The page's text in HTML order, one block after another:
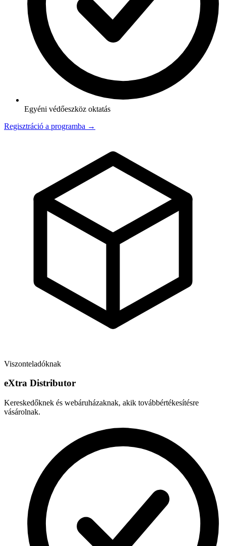
Egyéni védőeszköz oktatás
Regisztráció a programba →
Viszonteladóknak
eXtra Distributor
Kereskedőknek és webáruházaknak, akik továbbértékesítésre
vásárolnak.